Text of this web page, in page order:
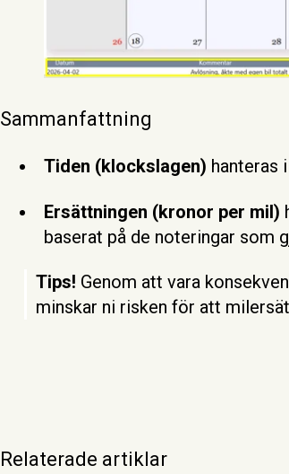
Sammanfattning
Tiden (klockslagen) hanteras
Ersättningen (kronor per mil)
baserat på de noteringar som
Tips! Genom att vara
minskar ni risken för att
Relaterade artiklar